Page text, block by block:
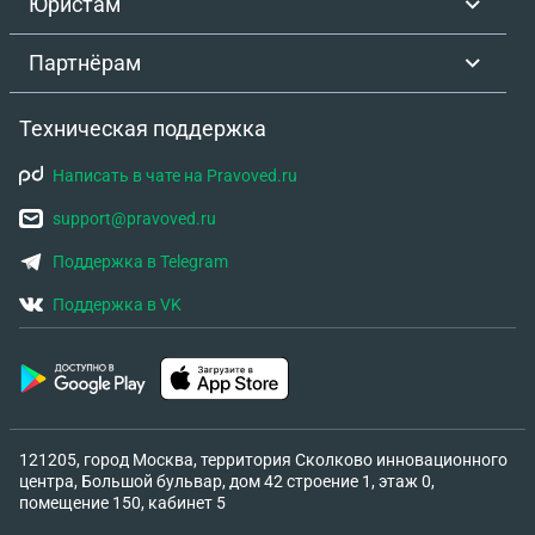
Партнёрам
Техническая поддержка
Написать в чате на Pravoved.ru
support@pravoved.ru
Поддержка в Telegram
Поддержка в VK
121205, город Москва, территория Сколково инновационного
центра, Большой бульвар, дом 42 строение 1, этаж 0,
помещение 150, кабинет 5